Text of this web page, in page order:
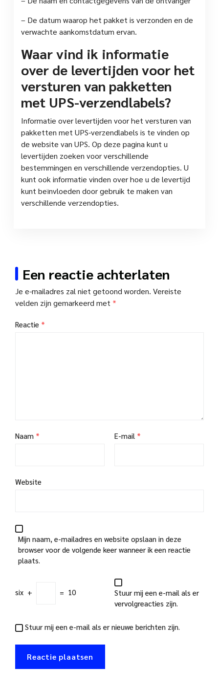
– De datum waarop het pakket is verzonden en de
verwachte aankomstdatum ervan.
Waar vind ik informatie
over de levertijden voor het
versturen van pakketten
met UPS-verzendlabels?
Informatie over levertijden voor het versturen van
pakketten met UPS-verzendlabels is te vinden op
de website van UPS. Op deze pagina kunt u
levertijden zoeken voor verschillende
bestemmingen en verschillende verzendopties. U
kunt ook informatie vinden over hoe u de levertijd
kunt beïnvloeden door gebruik te maken van
verschillende verzendopties.
Een reactie achterlaten
Je e-mailadres zal niet getoond worden. Vereiste
velden zijn gemarkeerd met *
Reactie *
Naam * E-mail *
Website
Mijn naam, e-mailadres en website opslaan in deze
browser voor de volgende keer wanneer ik een reactie
plaats.
six + = 10
Stuur mij een e-mail als er
vervolgreacties zijn.
Stuur mij een e-mail als er nieuwe berichten zijn.